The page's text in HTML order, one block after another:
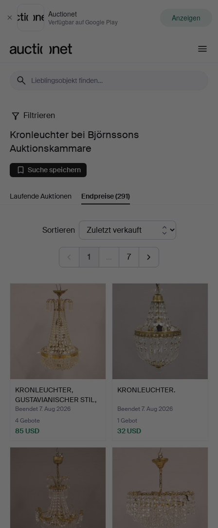
Schließen
Auctionet
Verfügbar auf Google Play Anzeigen
Kronleuchter
bei
Björnssons
Auktionskammare
Filtrieren
Kronleuchter bei Björnssons
Auktionskammare
Suche speichern
Laufende Auktionen Endpreise(291)
EndpreiseSortieren
1 … 7
KRONLEUCHTER,
GUSTAVIANISCHER STIL,
UM 190…
Beendet 7. Aug 2026
4 Gebote
85 USD
KRONLEUCHTER.
Beendet 7. Aug 2026
1 Gebot
32 USD